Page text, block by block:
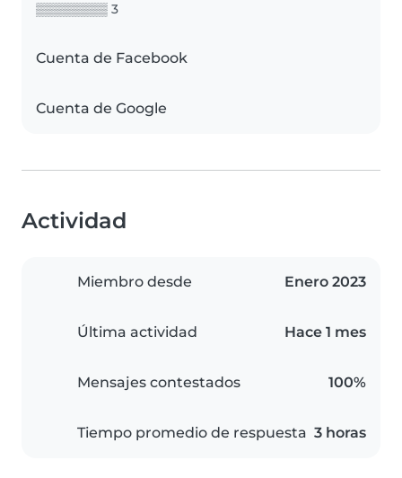
▒▒▒▒▒▒▒▒ 3
Cuenta de Facebook
Cuenta de Google
Actividad
Miembro desde Enero 2023
Última actividad Hace 1 mes
Mensajes contestados 100%
Tiempo promedio de respuesta 3 horas